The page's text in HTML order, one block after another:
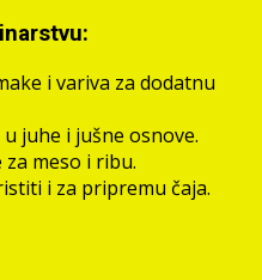
i variva za dodatnu
juhe i jušne osnove.
meso i ribu.
i za pripremu čaja.